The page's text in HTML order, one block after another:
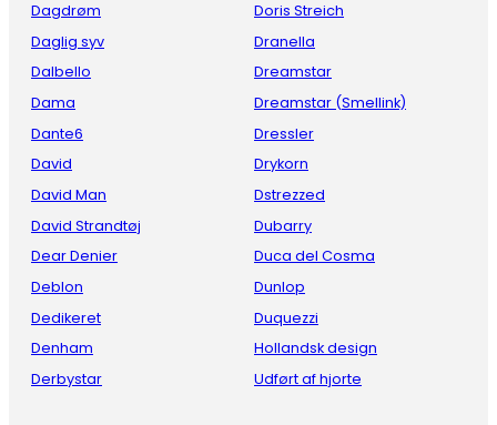
Dagdrøm
Daglig syv
Dalbello
Dama
Dante6
David
David Man
David Strandtøj
Dear Denier
Deblon
Dedikeret
Denham
Derbystar
Doris Streich
Dranella
Dreamstar
Dreamstar (Smellink)
Dressler
Drykorn
Dstrezzed
Dubarry
Duca del Cosma
Dunlop
Duquezzi
Hollandsk design
Udført af hjorte